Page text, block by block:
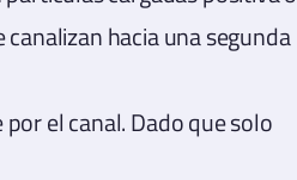
hacia una segunda
el canal. Dado que solo